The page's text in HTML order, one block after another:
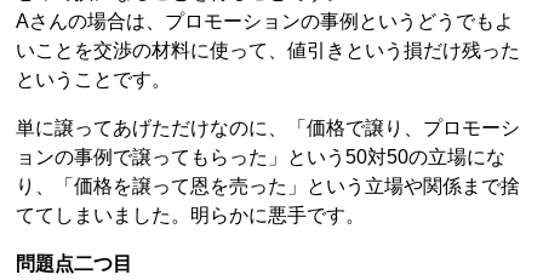
Aさんの場合は、プロモーションの事例というどうでもよ
いことを交渉の材料に使って、値引きという損だけ残った
ということです。
単に譲ってあげただけなのに、「価格で譲り、プロモーシ
ョンの事例で譲ってもらった」という50対50の立場にな
り、「価格を譲って恩を売った」という立場や関係まで捨
ててしまいました。明らかに悪手です。
問題点二つ目